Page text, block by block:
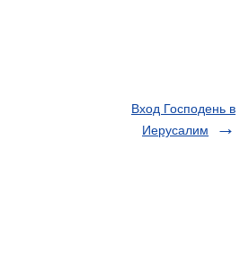
Вход Господень в
Иерусалим